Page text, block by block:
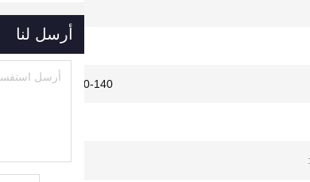
1200-1400 مرة/دقيقة
40-140 رطل لكل بوصة مربعة
IPX7 درجة مقاومة للماء
أرسل لنا